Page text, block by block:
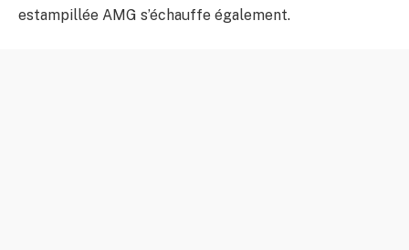
estampillée AMG s’échauffe également.